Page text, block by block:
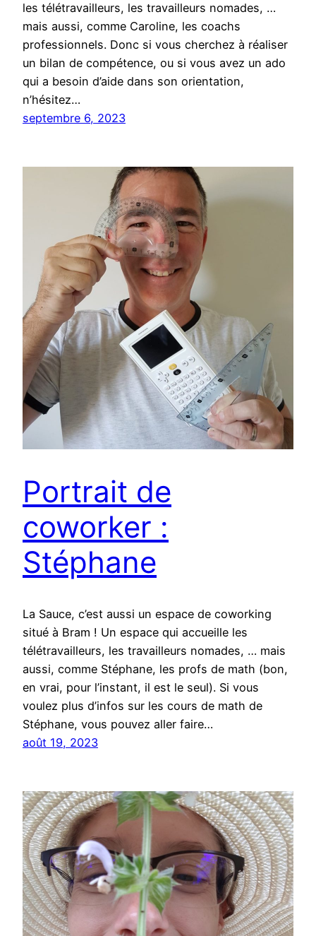
les télétravailleurs, les travailleurs nomades, …
mais aussi, comme Caroline, les coachs
professionnels. Donc si vous cherchez à réaliser
un bilan de compétence, ou si vous avez un ado
qui a besoin d’aide dans son orientation,
n’hésitez…
septembre 6, 2023
Portrait de
coworker :
Stéphane
La Sauce, c’est aussi un espace de coworking
situé à Bram ! Un espace qui accueille les
télétravailleurs, les travailleurs nomades, … mais
aussi, comme Stéphane, les profs de math (bon,
en vrai, pour l’instant, il est le seul). Si vous
voulez plus d’infos sur les cours de math de
Stéphane, vous pouvez aller faire…
août 19, 2023